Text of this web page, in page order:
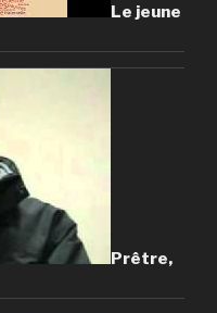
Le jeune
Prêtre,